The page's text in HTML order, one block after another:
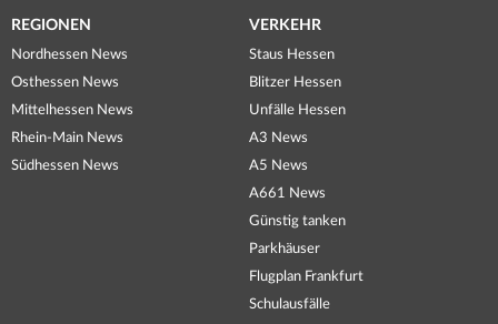
REGIONEN
Nordhessen News
Osthessen News
Mittelhessen News
Rhein-Main News
Südhessen News
VERKEHR
Staus Hessen
Blitzer Hessen
Unfälle Hessen
A3 News
A5 News
A661 News
Günstig tanken
Parkhäuser
Flugplan Frankfurt
Schulausfälle